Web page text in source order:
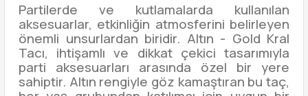
Partilerde ve kutlamalarda kullanılan
aksesuarlar, etkinliğin atmosferini belirleyen
önemli unsurlardan biridir. Altın - Gold Kral
Tacı, ihtişamlı ve dikkat çekici tasarımıyla
parti aksesuarları arasında özel bir yere
sahiptir. Altın rengiyle göz kamaştıran bu taç,